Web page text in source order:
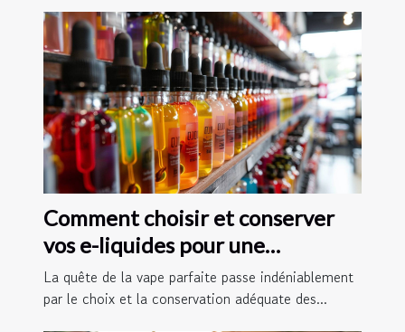
Comment choisir et conserver
vos e-liquides pour une
expérience optimale
La quête de la vape parfaite passe indéniablement
par le choix et la conservation adéquate des...